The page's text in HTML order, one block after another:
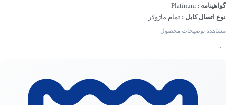
گواهینامه :
نوع اتصال کابل : تمام ماژولار
مشاهده توضیحات محصول
...